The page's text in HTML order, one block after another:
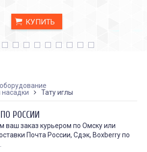
ЧЕГО
ПИЛИНГ
– это
ЗАЖИВЛЕНИЯ ТАТУ
Дата: 31.01.2024
КУПИТЬ
насадки
Тату иглы
РОССИИ
ваш заказ курьером по Омску или
Почта России, Сдэк, Boxberry по